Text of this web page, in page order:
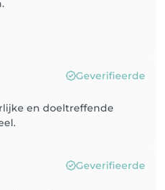
Geverifieerde
en doeltreffende
Geverifieerde